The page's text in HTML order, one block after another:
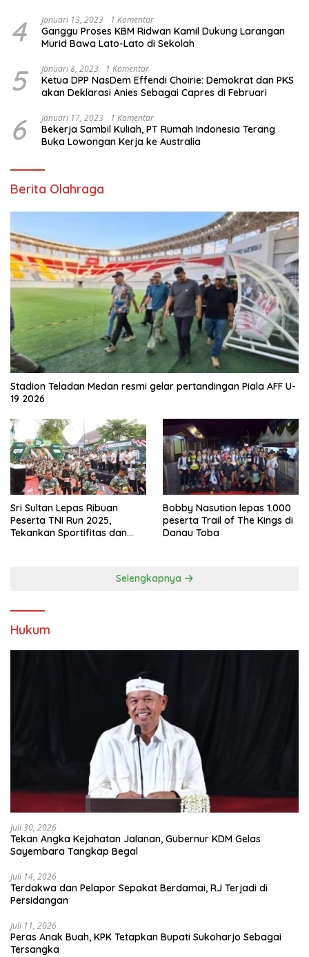
4 Januari 13, 2023 1 Komentar
Ganggu Proses KBM Ridwan Kamil Dukung Larangan
Murid Bawa Lato-Lato di Sekolah
5 Januari 8, 2023 1 Komentar
Ketua DPP NasDem Effendi Choirie: Demokrat dan PKS
akan Deklarasi Anies Sebagai Capres di Februari
6 Januari 17, 2023 1 Komentar
Bekerja Sambil Kuliah, PT Rumah Indonesia Terang
Buka Lowongan Kerja ke Australia
Berita Olahraga
Stadion Teladan Medan resmi gelar pertandingan Piala AFF U-
19 2026
Sri Sultan Lepas Ribuan
Peserta TNI Run 2025,
Tekankan Sportifitas dan
Bobby Nasution lepas 1.000
peserta Trail of The Kings di
Danau Toba
Selengkapnya
Hukum
Juli 30, 2026
Tekan Angka Kejahatan Jalanan, Gubernur KDM Gelas
Sayembara Tangkap Begal
Juli 14, 2026
Terdakwa dan Pelapor Sepakat Berdamai, RJ Terjadi di
Persidangan
Juli 11, 2026
Peras Anak Buah, KPK Tetapkan Bupati Sukoharjo Sebagai
Tersangka